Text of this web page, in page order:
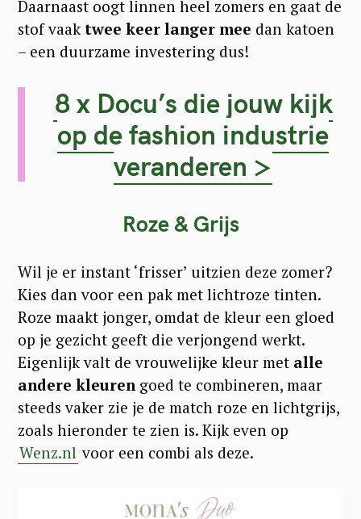
Daarnaast oogt linnen heel zomers en gaat de
stof vaak twee keer langer mee dan katoen
– een duurzame investering dus!
8 x Docu’s die jouw kijk
op de fashion industrie
veranderen >
Roze & Grijs
Wil je er instant ‘frisser’ uitzien deze zomer?
Kies dan voor een pak met lichtroze tinten.
Roze maakt jonger, omdat de kleur een gloed
op je gezicht geeft die verjongend werkt.
Eigenlijk valt de vrouwelijke kleur met alle
andere kleurengoed te combineren, maar
steeds vaker zie je de match roze en lichtgrijs,
zoals hieronder te zien is. Kijk even op
Wenz.nl voor een combi als deze.